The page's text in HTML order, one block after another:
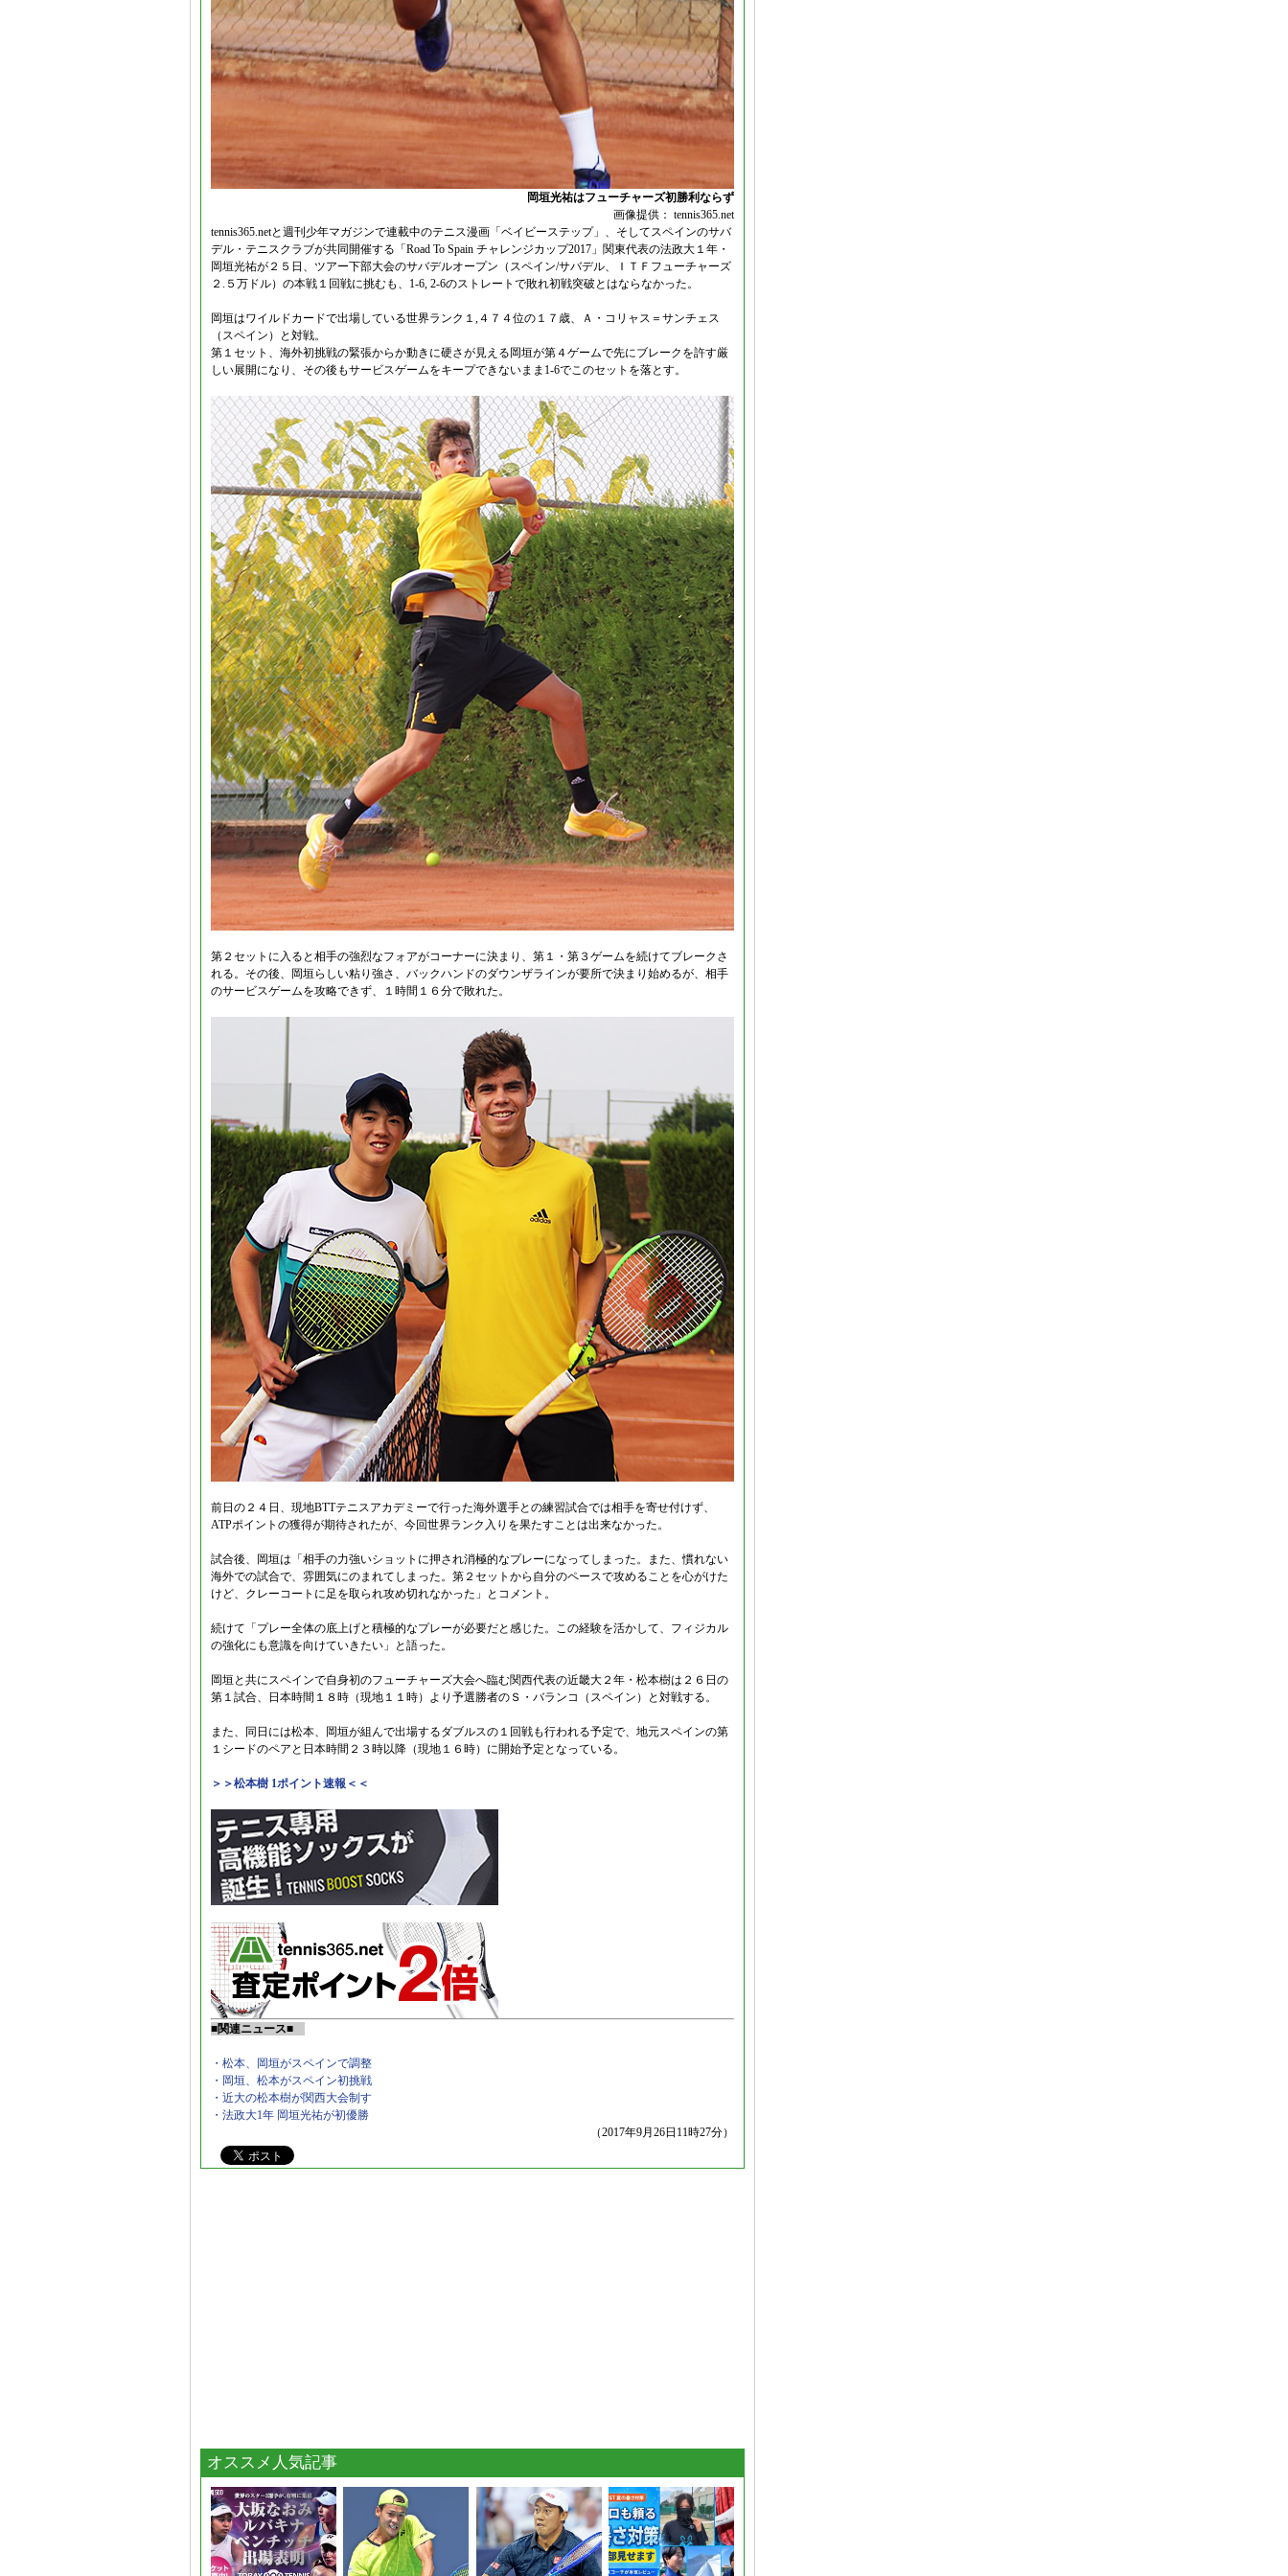
岡垣光祐はフューチャーズ初勝利ならず
画像提供： tennis365.net
tennis365.netと週刊少年マガジンで連載中のテニス漫画「ベイビーステップ」、そしてスペインのサバ
デル・テニスクラブが共同開催する「Road To Spain チャレンジカップ2017」関東代表の法政大１年・
岡垣光祐が２５日、ツアー下部大会のサバデルオープン（スペイン/サバデル、ＩＴＦフューチャーズ
２.５万ドル）の本戦１回戦に挑むも、1-6, 2-6のストレートで敗れ初戦突破とはならなかった。
岡垣はワイルドカードで出場している世界ランク１,４７４位の１７歳、Ａ・コリャス＝サンチェス
（スペイン）と対戦。
第１セット、海外初挑戦の緊張からか動きに硬さが見える岡垣が第４ゲームで先にブレークを許す厳
しい展開になり、その後もサービスゲームをキープできないまま1-6でこのセットを落とす。
第２セットに入ると相手の強烈なフォアがコーナーに決まり、第１・第３ゲームを続けてブレークさ
れる。その後、岡垣らしい粘り強さ、バックハンドのダウンザラインが要所で決まり始めるが、相手
のサービスゲームを攻略できず、１時間１６分で敗れた。
前日の２４日、現地BTTテニスアカデミーで行った海外選手との練習試合では相手を寄せ付けず、
ATPポイントの獲得が期待されたが、今回世界ランク入りを果たすことは出来なかった。
試合後、岡垣は「相手の力強いショットに押され消極的なプレーになってしまった。また、慣れない
海外での試合で、雰囲気にのまれてしまった。第２セットから自分のペースで攻めることを心がけた
けど、クレーコートに足を取られ攻め切れなかった」とコメント。
続けて「プレー全体の底上げと積極的なプレーが必要だと感じた。この経験を活かして、フィジカル
の強化にも意識を向けていきたい」と語った。
岡垣と共にスペインで自身初のフューチャーズ大会へ臨む関西代表の近畿大２年・松本樹は２６日の
第１試合、日本時間１８時（現地１１時）より予選勝者のＳ・バランコ（スペイン）と対戦する。
また、同日には松本、岡垣が組んで出場するダブルスの１回戦も行われる予定で、地元スペインの第
１シードのペアと日本時間２３時以降（現地１６時）に開始予定となっている。
＞＞松本樹 1ポイント速報＜＜
■関連ニュース■
・松本、岡垣がスペインで調整
・岡垣、松本がスペイン初挑戦
・近大の松本樹が関西大会制す
・法政大1年 岡垣光祐が初優勝
（2017年9月26日11時27分）
オススメ人気記事